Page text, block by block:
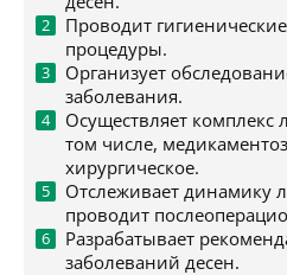
Проводит
процедуры.
Организует
заболевания.
Осуществляет комплекс
том числе,
хирургическое.
Отслеживает динамику
проводит
Разрабатывает
заболеваний десен.